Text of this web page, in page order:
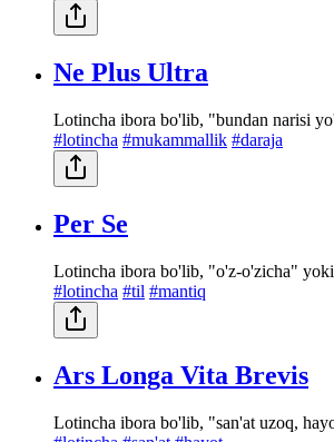
Ne Plus Ultra
Lotincha ibora bo'lib, "bundan narisi
#lotincha #mukammallik #daraja
Per Se
Lotincha ibora bo'lib, "o'z-o'zicha"
#lotincha #til #mantiq
Ars Longa Vita Brevis
Lotincha ibora bo'lib, "san'at uzoq,